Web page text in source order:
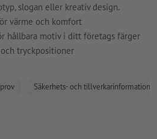
slogan eller kreativ design.
värme och komfort
hållbara motiv i ditt företags färger
tryckpositioner
Säkerhets- och tillverkarinformation